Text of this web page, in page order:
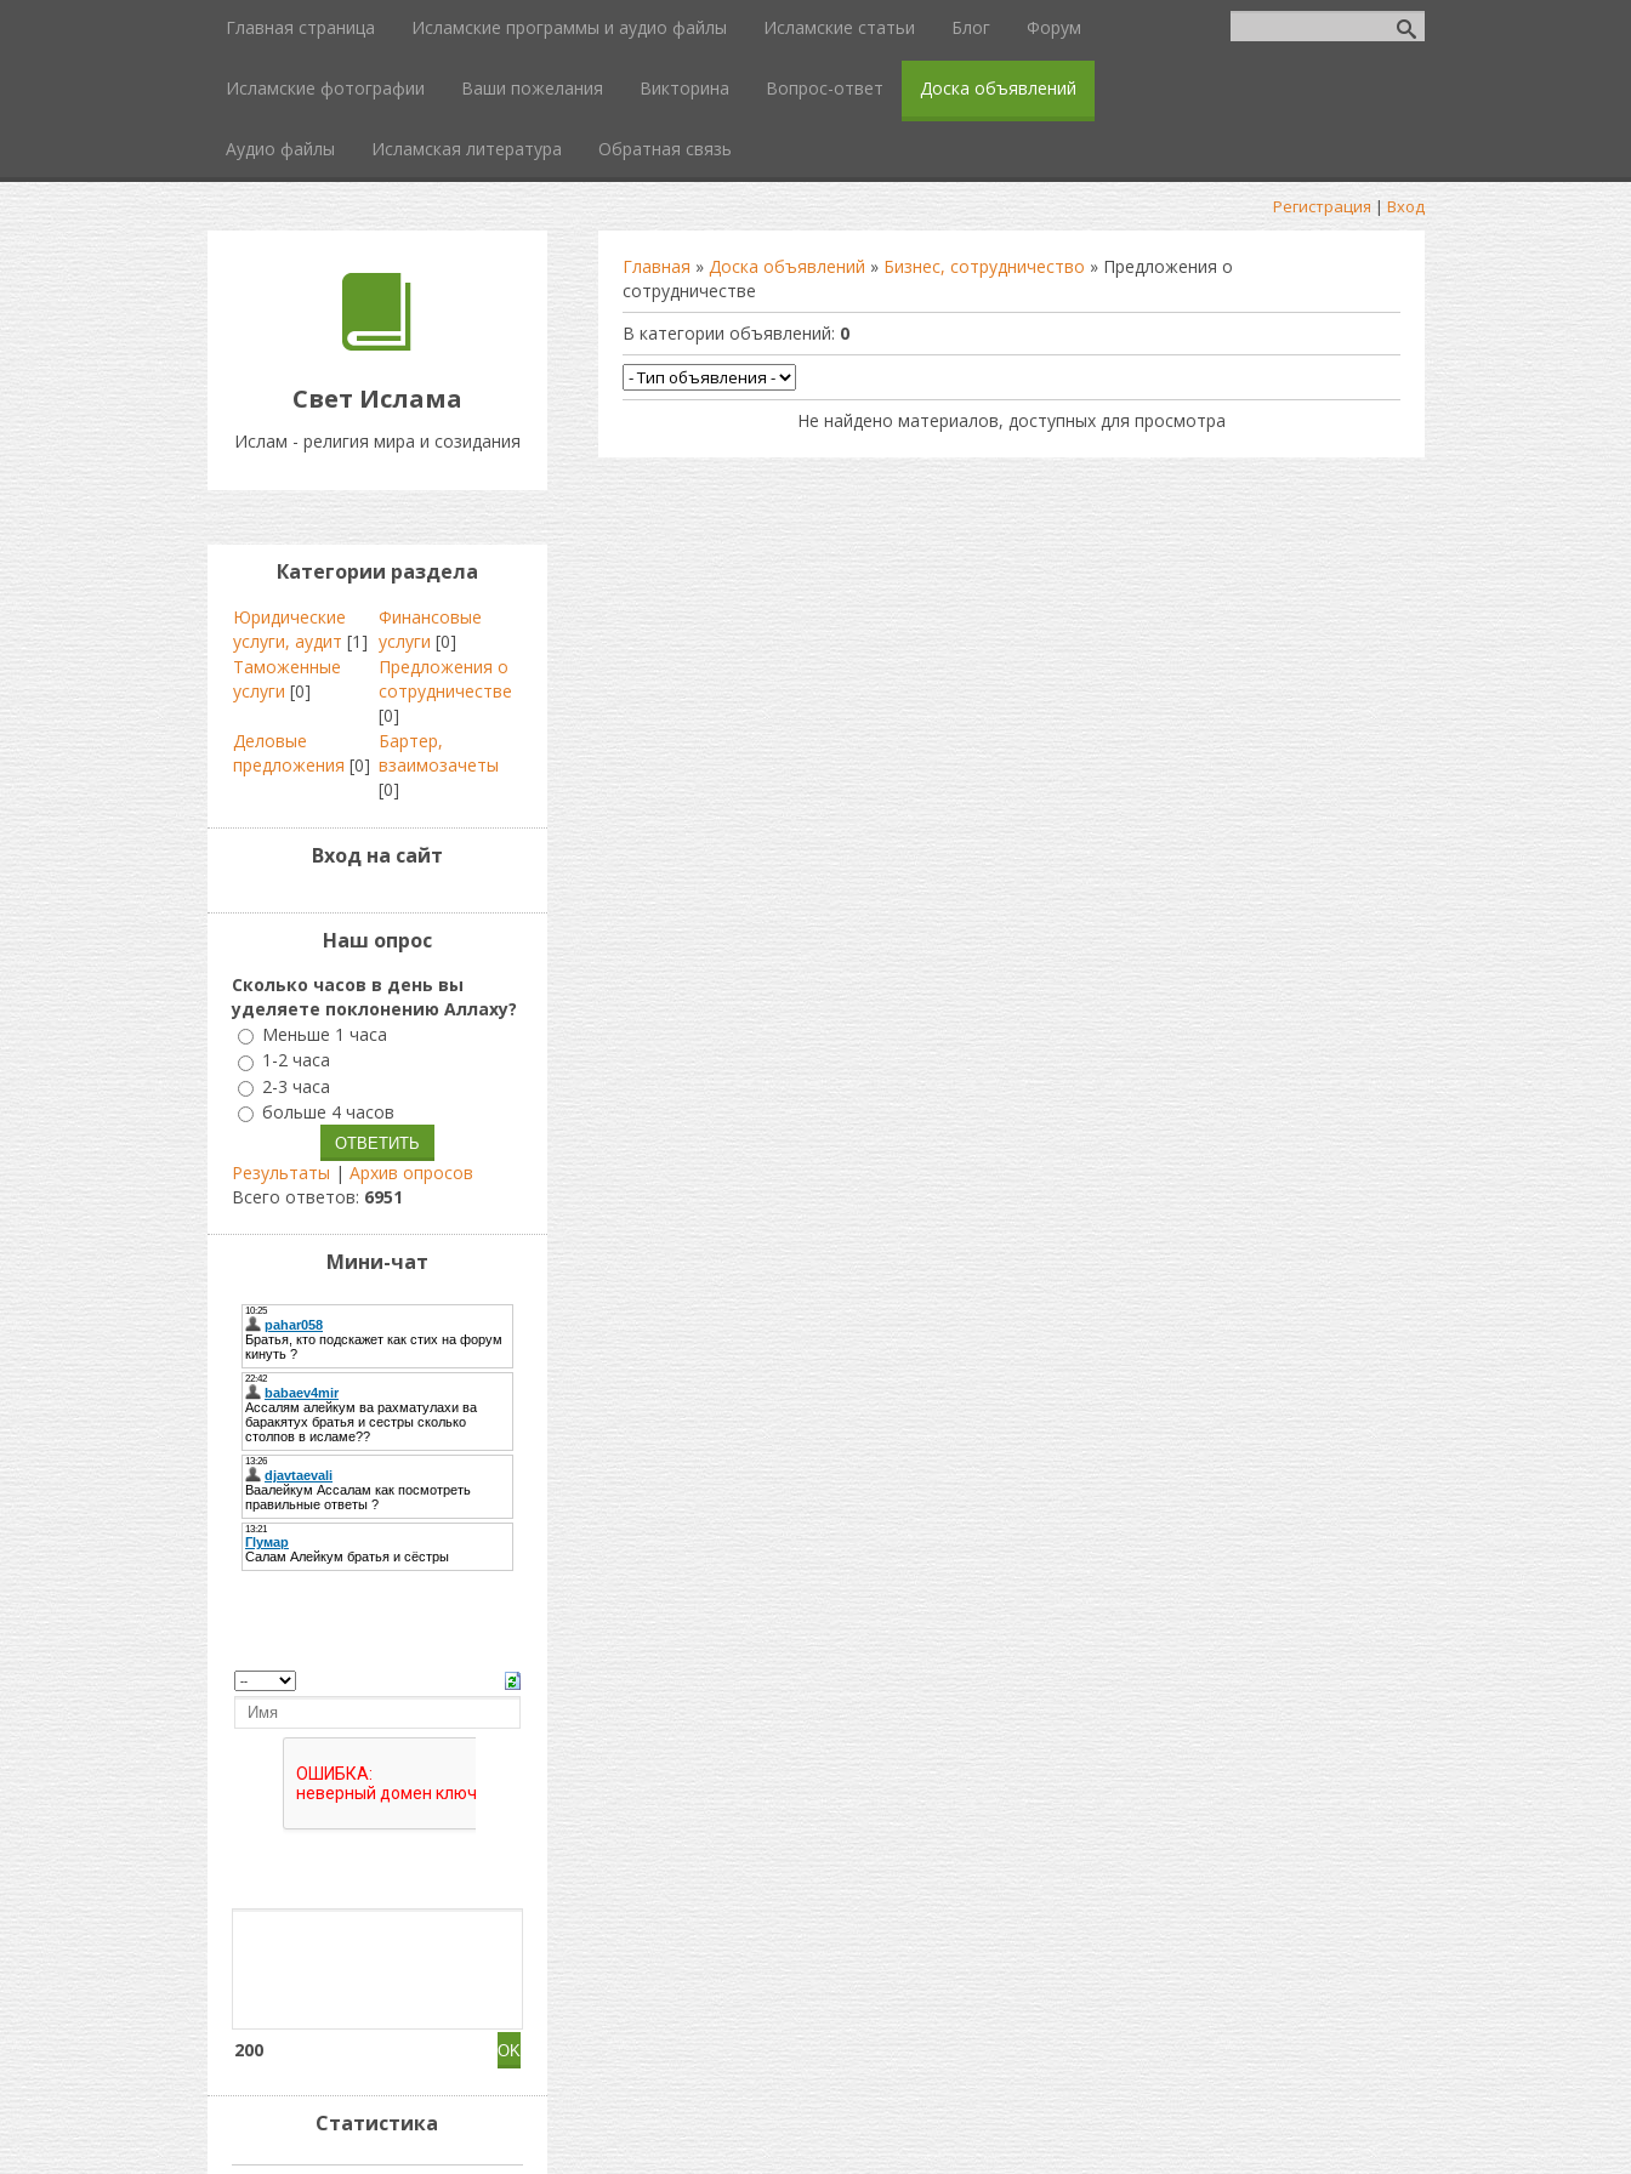
Главная страница Исламские программы и аудио файлы Исламские статьи Блог Форум
Исламcкие фотографии Ваши пожелания Викторина Вопрос-ответ Доска объявлений
Аудио файлы Исламская литература Обратная связь
Регистрация | Вход
Свет Ислама
Ислам - религия мира и созидания
Главная » Доска объявлений » Бизнес, сотрудничество » Предложения о
сотрудничестве
В категории объявлений: 0
Не найдено материалов, доступных для просмотра
Категории раздела
Юридические
услуги, аудит [1]
Финансовые
услуги [0]
Таможенные
услуги [0]
Предложения о
сотрудничестве
[0]
Деловые
предложения [0]
Бартер,
взаимозачеты
[0]
Вход на сайт
Наш опрос
Сколько часов в день вы
уделяете поклонению Аллаху?
Меньше 1 часа
1-2 часа
2-3 часа
больше 4 часов
Результаты | Архив опросов
Всего ответов: 6951
Мини-чат
200
Статистика